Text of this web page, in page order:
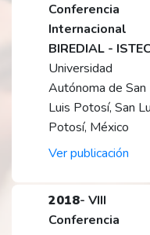
Conferencia
Internacional
BIREDIAL -
Universidad
Autónoma de San
Luis Potosí, San
Potosí, México
Ver publicación
2018- VIII
Conferencia